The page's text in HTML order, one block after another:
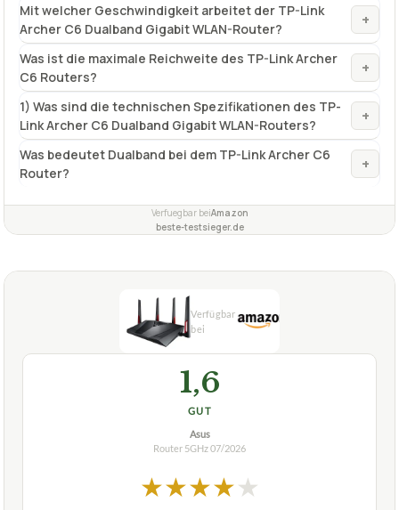
Mit welcher Geschwindigkeit arbeitet der TP-Link
Archer C6 Dualband Gigabit WLAN-Router?
+
Was ist die maximale Reichweite des TP-Link Archer
C6 Routers?
+
1) Was sind die technischen Spezifikationen des TP-
Link Archer C6 Dualband Gigabit WLAN-Routers?
+
Was bedeutet Dualband bei dem TP-Link Archer C6
Router?
+
Verfuegbar beiAmazon
beste-testsieger.de
1,6
GUT
Asus
Router 5GHz07/2026
★★★★★